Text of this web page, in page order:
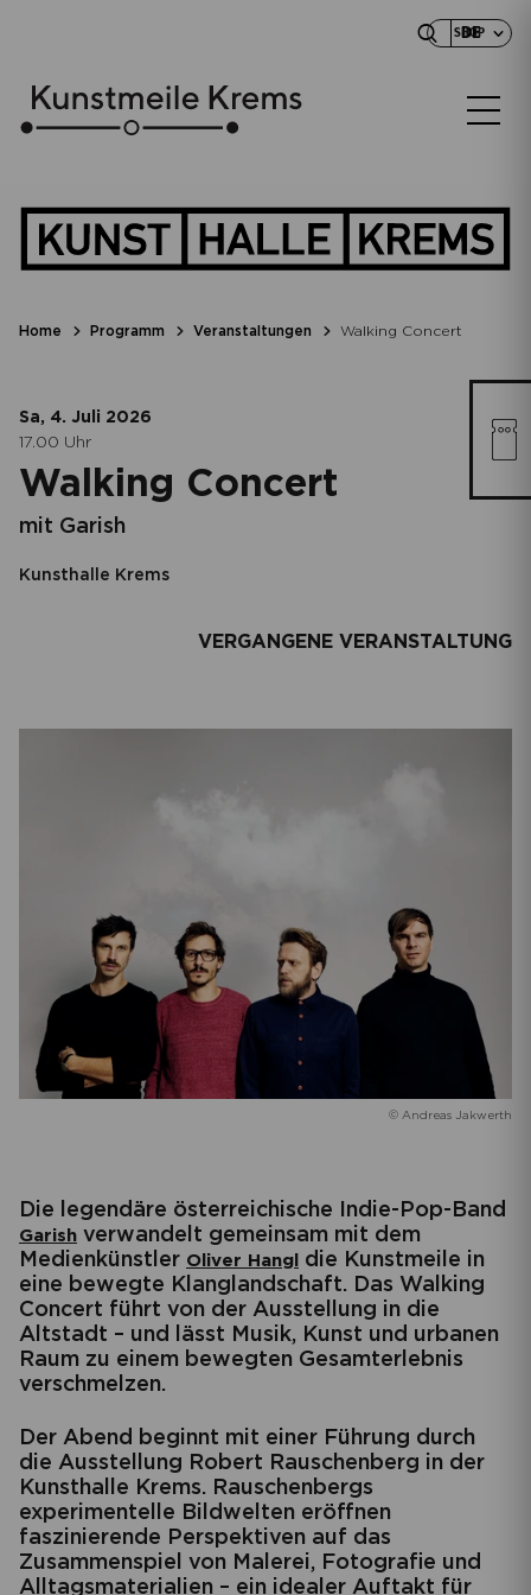
SHOP
DE
Home Programm Veranstaltungen Walking Concert
Sa, 4. Juli 2026
17.00 Uhr
Walking Concert
mit Garish
Kunsthalle Krems
VERGANGENE VERANSTALTUNG
© Andreas Jakwerth
Die legendäre österreichische Indie-Pop-Band
Garish verwandelt gemeinsam mit dem
Medienkünstler Oliver Hangl die Kunstmeile in
eine bewegte Klanglandschaft. Das Walking
Concert führt von der Ausstellung in die
Altstadt – und lässt Musik, Kunst und urbanen
Raum zu einem bewegten Gesamterlebnis
verschmelzen.
Der Abend beginnt mit einer Führung durch
die Ausstellung Robert Rauschenberg in der
Kunsthalle Krems. Rauschenbergs
experimentelle Bildwelten eröffnen
faszinierende Perspektiven auf das
Zusammenspiel von Malerei, Fotografie und
Alltagsmaterialien – ein idealer Auftakt für